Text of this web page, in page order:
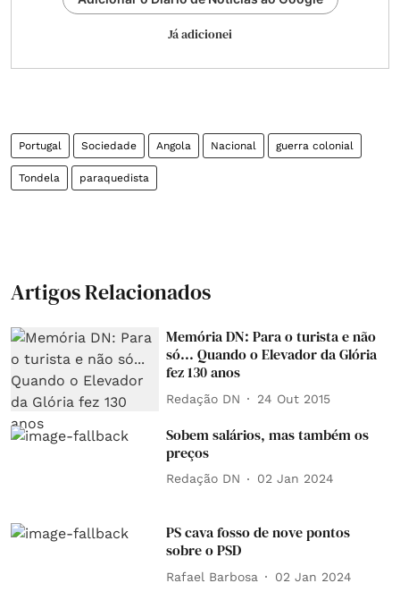
Já adicionei
Portugal Sociedade Angola Nacional guerra colonial
Tondela paraquedista
Artigos Relacionados
Memória DN: Para o turista e não
só... Quando o Elevador da Glória
fez 130 anos
Redação DN 24 Out 2015
Sobem salários, mas também os
preços
Redação DN 02 Jan 2024
PS cava fosso de nove pontos
sobre o PSD
Rafael Barbosa 02 Jan 2024